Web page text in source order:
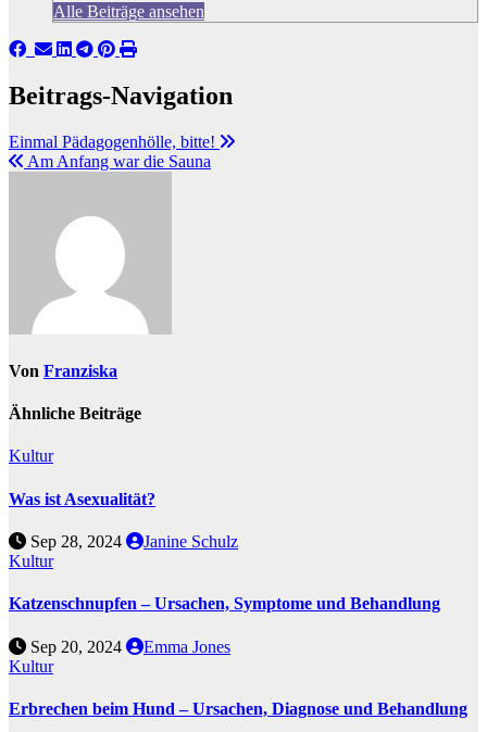
Alle Beiträge ansehen
Beitrags-Navigation
Einmal Pädagogenhölle, bitte!
Am Anfang war die Sauna
Von Franziska
Ähnliche Beiträge
Kultur
Was ist Asexualität?
Sep 28, 2024
Janine Schulz
Kultur
Katzenschnupfen – Ursachen, Symptome und Behandlung
Sep 20, 2024
Emma Jones
Kultur
Erbrechen beim Hund – Ursachen, Diagnose und Behandlung